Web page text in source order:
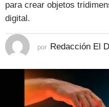
s
d
e
s
d
para crear objetos
digital.
por Redacción El